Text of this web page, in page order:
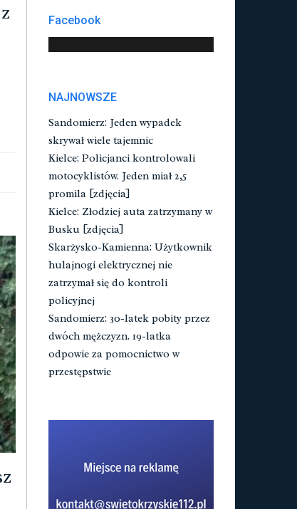
Facebook
NAJNOWSZE
Sandomierz: Jeden wypadek
skrywał wiele tajemnic
Kielce: Policjanci kontrolowali
motocyklistów. Jeden miał 2,5
promila [zdjęcia]
Kielce: Złodziej auta zatrzymany w
Busku [zdjęcia]
Skarżysko-Kamienna: Użytkownik
hulajnogi elektrycznej nie
zatrzymał się do kontroli
policyjnej
Sandomierz: 30-latek pobity przez
dwóch mężczyzn. 19-latka
odpowie za pomocnictwo w
przestępstwie